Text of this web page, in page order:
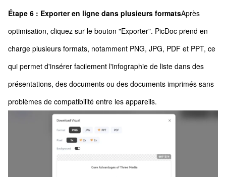
Étape 6 : Exporter en ligne dans plusieurs formatsAprès
optimisation, cliquez sur le bouton "Exporter". PicDoc prend en
charge plusieurs formats, notamment PNG, JPG, PDF et PPT, ce
qui permet d'insérer facilement l'infographie de liste dans des
présentations, des documents ou des documents imprimés sans
problèmes de compatibilité entre les appareils.